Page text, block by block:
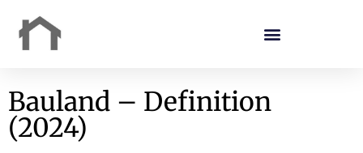
Bauland – Definition
(2024)